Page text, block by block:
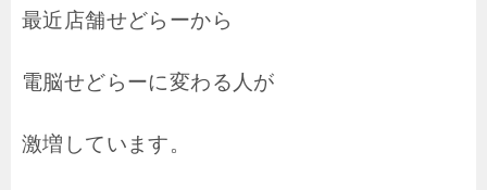
最近店舗せどらーから
電脳せどらーに変わる人が
激増しています。